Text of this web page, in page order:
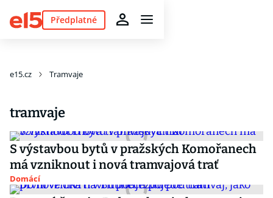
Předplatné
e15.cz Tramvaje
tramvaje
S výstavbou bytů v pražských Komořanech
má vzniknout i nová tramvajová trať
Domácí